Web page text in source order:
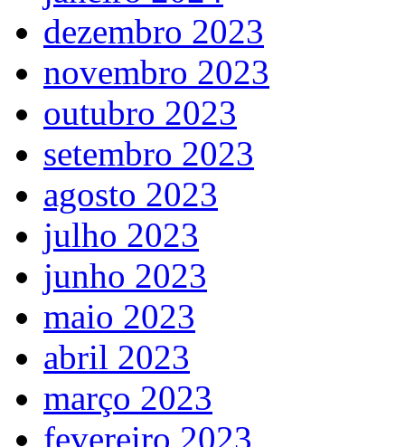
dezembro 2023
novembro 2023
outubro 2023
setembro 2023
agosto 2023
julho 2023
junho 2023
maio 2023
abril 2023
março 2023
fevereiro 2023